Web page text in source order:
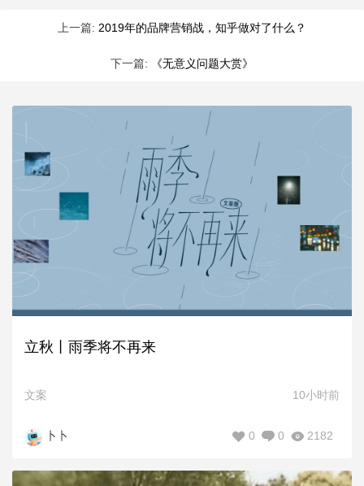
上一篇: 2019年的品牌营销战，知乎做对了什么？
下一篇: 《无意义问题大赏》
立秋丨雨季将不再来
文案 10小时前
卜卜 2182
0
0